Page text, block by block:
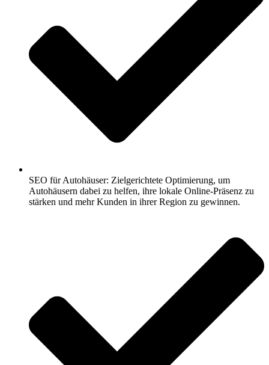
SEO für Autohäuser: Zielgerichtete Optimierung, um
Autohäusern dabei zu helfen, ihre lokale Online-Präsenz zu
stärken und mehr Kunden in ihrer Region zu gewinnen.